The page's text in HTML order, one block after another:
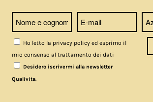
Ho letto la privacy policy ed esprimo il
mio consenso al trattamento dei dati
Desidero iscrivermi alla newsletter
Qualivita.